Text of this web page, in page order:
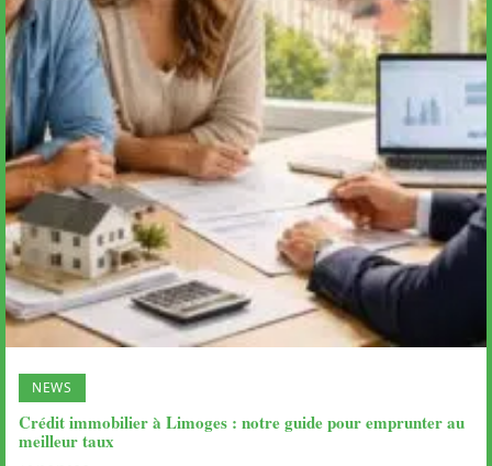
NEWS
Crédit immobilier à Limoges : notre guide pour emprunter au
meilleur taux